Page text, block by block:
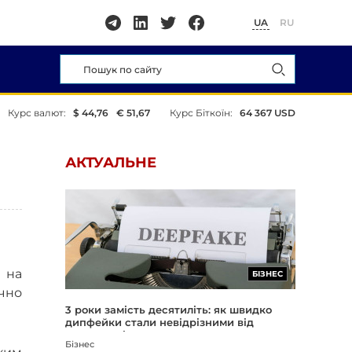
UA RU
Курс валют: $ 44,76 € 51,67 Курс Біткоїн: 64 367 USD
на
АКТУАЛЬНЕ
БІЗНЕС
3 роки замість десятиліть: як швидко
дипфейки стали невідрізними від
реальності
Бізнес